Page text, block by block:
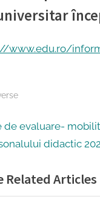
primar Inspector
www.edu.ro/
de evaluare-
didactic
Related Articles